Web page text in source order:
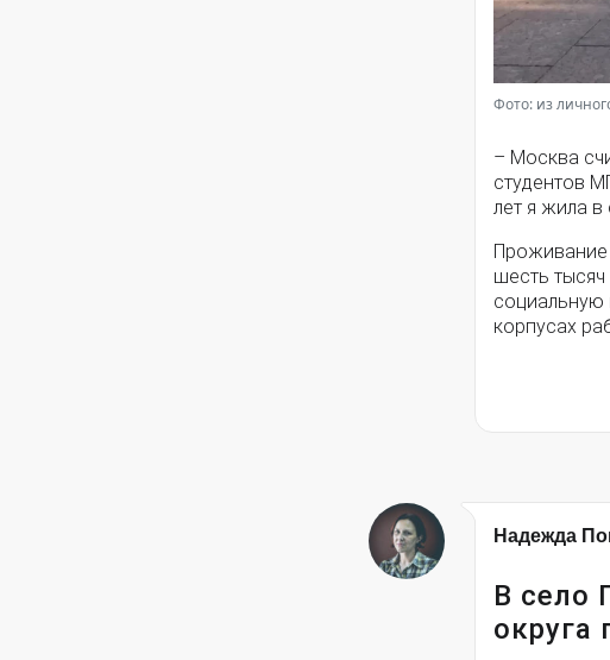
Фото: из
– Москва
студентов
лет я жила
шесть
социальную
корпусах
Надежда
В село
округа